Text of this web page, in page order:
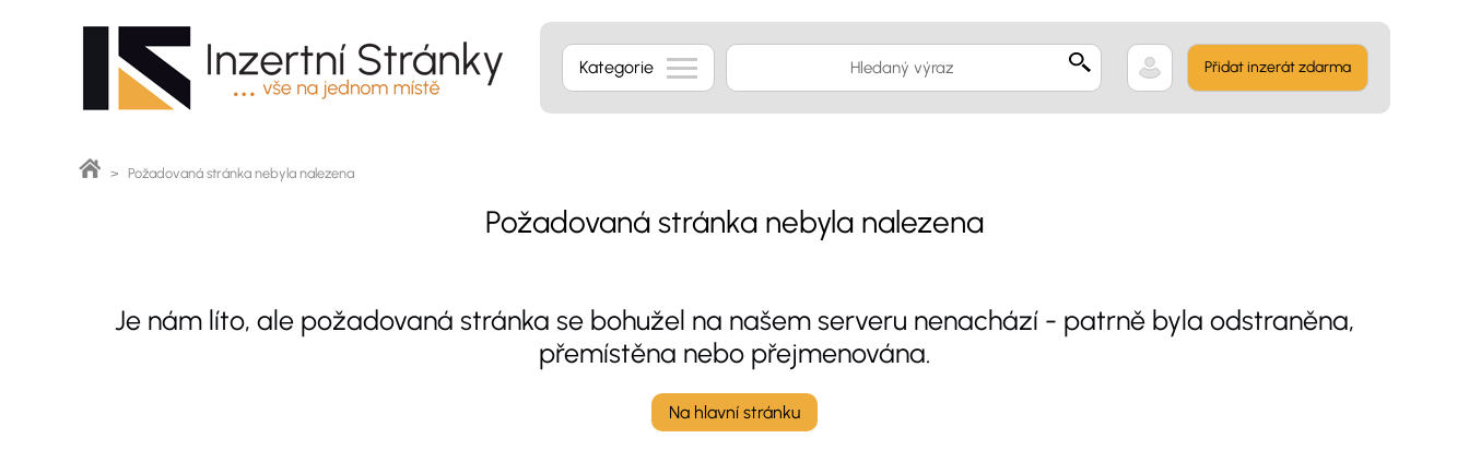
Kategorie Přidat inzerát zdarma
> Požadovaná stránka nebyla nalezena
Požadovaná stránka nebyla nalezena
Je nám líto, ale požadovaná stránka se bohužel na našem serveru nenachází - patrně byla odstraněna,
přemístěna nebo přejmenována.
Na hlavní stránku